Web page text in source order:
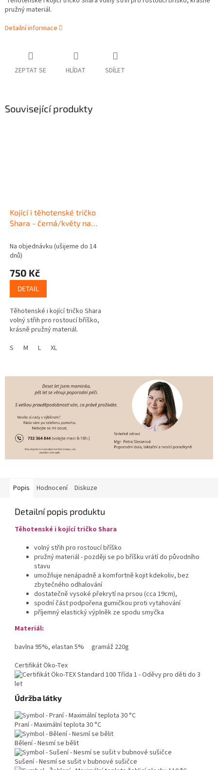
pružný materiál.
Detailní informace
ZEPTAT SE HLÍDAT SDÍLET
Související produkty
Kojící i těhotenské tričko
Shara - černá/květy na
Na objednávku (ušijeme do 14
dnů)
750 Kč
DETAIL
Těhotenské i kojící tričko Shara
volný střih pro rostoucí bříško,
krásně pružný materiál.
S
M L XL
Popis Hodnocení Diskuze
Detailní popis produktu
Těhotenské i kojící tričko Shara
volný střih pro rostoucí bříško
pružný materiál - později se po bříšku vrátí do původního
stavu
umožňuje nenápadně a komfortně kojit kdekoliv, bez
zbytečného odhalování
dostatečně vysoké překrytí na prsou (cca 19cm),
spodní část podpořena gumičkou proti vytahování
příjemný elastický výplněk ze spodu smyčka
Materiál:
bavlna 95%, elastan 5% gramáž 220g
Certifikát Öko-Tex
Třída 1 - Oděvy pro děti do 3
let
Údržba látky
Praní - Maximální teplota 30 °C
Bělení - Nesmí se bělit
Sušení - Nesmí se sušit v bubnové sušičce